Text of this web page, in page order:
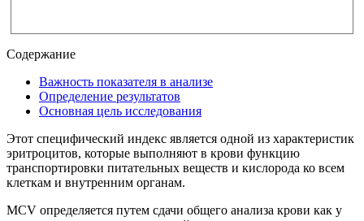
Содержание
Важность показателя в анализе
Определение результатов
Основная цель исследования
Этот специфический индекс является одной из характеристик
эритроцитов, которые выполняют в крови функцию
транспортировки питательных веществ и кислорода ко всем
клеткам и внутренним органам.
MCV определяется путем сдачи общего анализа крови как у